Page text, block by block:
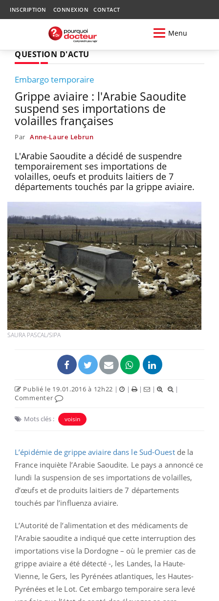
INSCRIPTION CONNEXION CONTACT
Menu
QUESTION D'ACTU
Embargo temporaire
Grippe aviaire : l'Arabie Saoudite
suspend ses importations de
volailles françaises
Par Anne-Laure Lebrun
L'Arabie Saoudite a décidé de suspendre
temporairement ses importations de
volailles, oeufs et produits laitiers de 7
départements touchés par la grippe aviaire.
SAURA PASCAL/SIPA
Publié le 19.01.2016 à 12h22 | | | |
|
Commenter
Mots clés : voisin
L’épidémie de grippe aviaire dans le Sud-Ouest de la
France inquiète l’Arabie Saoudite. Le pays a annoncé ce
lundi la suspension de ses importations de volailles,
d’œufs et de produits laitiers de 7 départements
touchés par l’influenza aviaire.
L’Autorité de l’alimentation et des médicaments de
l’Arabie saoudite a indiqué que cette interruption des
importations vise la Dordogne – où le premier cas de
grippe aviaire a été détecté -, les Landes, la Haute-
Vienne, le Gers, les Pyrénées atlantiques, les Hautes-
Pyrénées et le Lot. Cet embargo temporaire sera levé